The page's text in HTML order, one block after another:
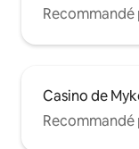
Casino de